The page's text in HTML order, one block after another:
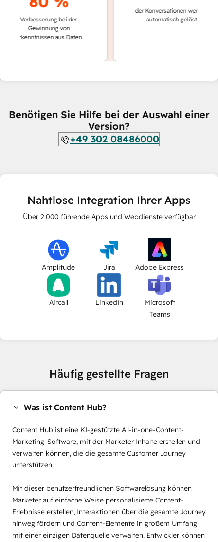
Verbesserung bei der
Gewinnung von
Erkenntnissen aus Daten
der Konversationen werden
automatisch gelöst
Benötigen Sie Hilfe bei der Auswahl einer
Version?
+49 302 08486000
Nahtlose Integration Ihrer Apps
Über 2.000 führende Apps und Webdienste verfügbar
Amplitude Jira Adobe Express
Aircall LinkedIn
Microsoft
Teams
Häufig gestellte Fragen
Was ist Content Hub?
Content Hub ist eine KI-gestützte All-in-one-Content-
Marketing-Software, mit der Marketer Inhalte erstellen und
verwalten können, die die gesamte Customer Journey
unterstützen.
Mit dieser benutzerfreundlichen Softwarelösung können
Marketer auf einfache Weise personalisierte Content-
Erlebnisse erstellen, Interaktionen über die gesamte Journey
hinweg fördern und Content-Elemente in großem Umfang
mit einer einzigen Datenquelle verwalten. Entwickler können